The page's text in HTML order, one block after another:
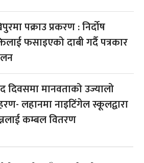
पक्राउ प्रकरण : निर्दोष
फसाइएको दाबी गर्दै पत्रकार
दिवसमा मानवताको उज्यालो
लहानमा नाइटिंगेल स्कूलद्वारा
कम्बल वितरण